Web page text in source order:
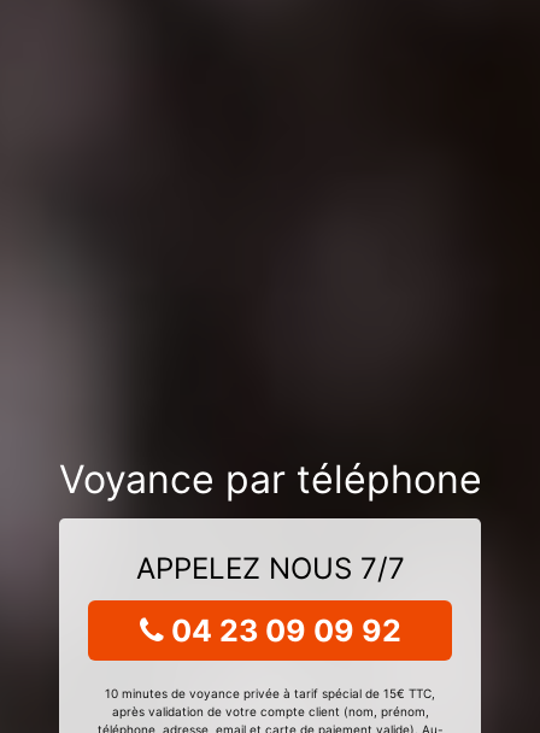
Voyance par téléphone
APPELEZ NOUS 7/7
04 23 09 09 92
10 minutes de voyance privée à tarif spécial de 15€ TTC,
après validation de votre compte client (nom, prénom,
téléphone, adresse, email et carte de paiement valide). Au-